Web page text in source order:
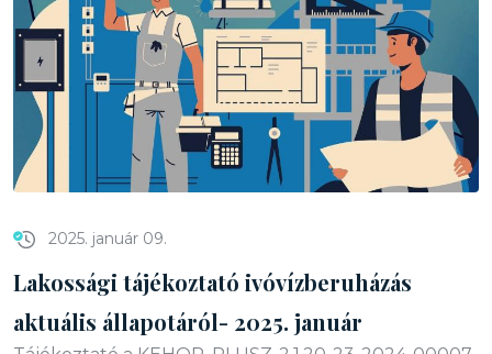
2025. január 09.
Lakossági tájékoztató ivóvízberuházás
aktuális állapotáról- 2025. január